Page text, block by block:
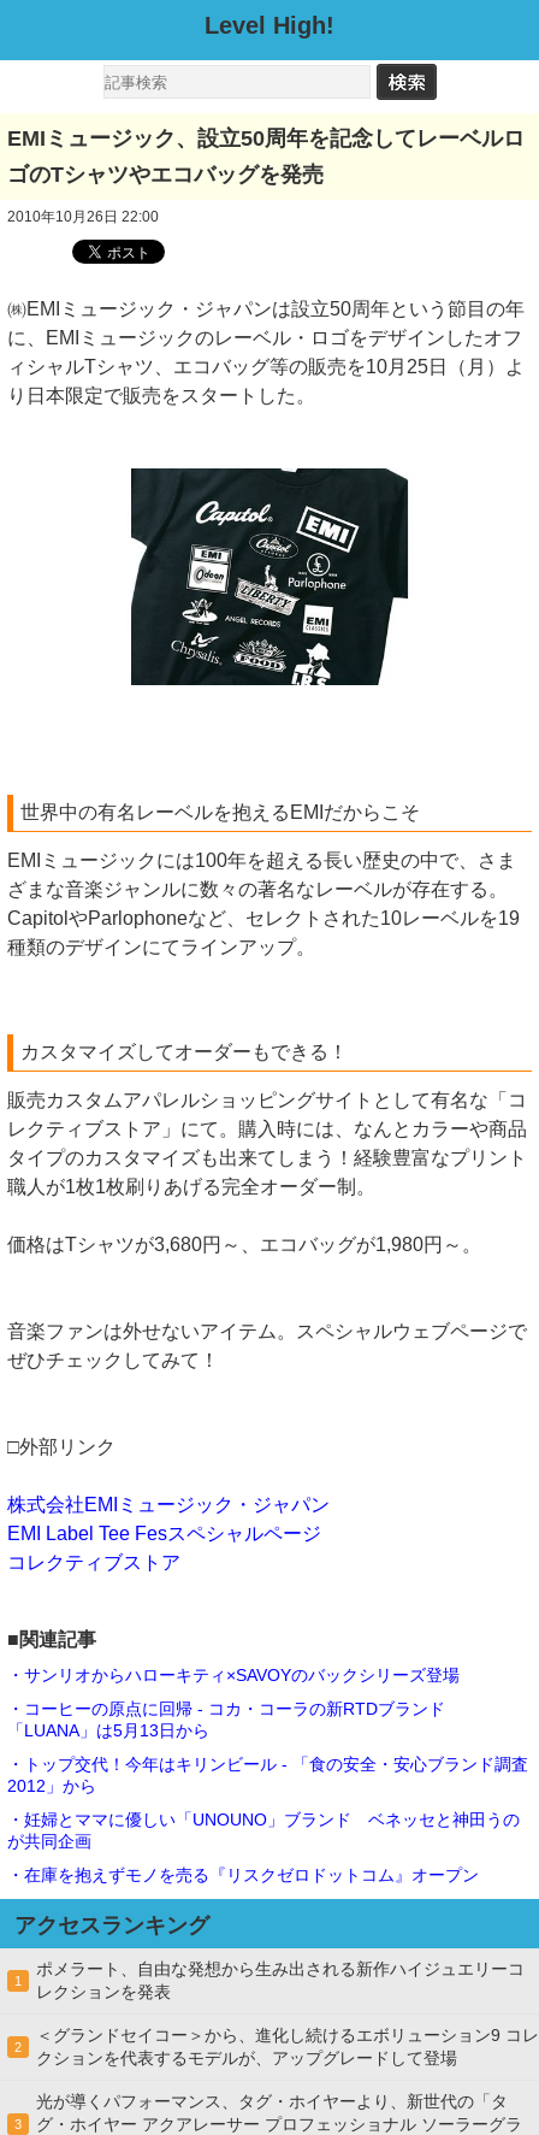
Level High!
EMIミュージック、設立50周年を記念してレーベルロ
ゴのTシャツやエコバッグを発売
2010年10月26日 22:00
㈱EMIミュージック・ジャパンは設立50周年という節目の年
に、EMIミュージックのレーベル・ロゴをデザインしたオフ
ィシャルTシャツ、エコバッグ等の販売を10月25日（月）よ
り日本限定で販売をスタートした。
世界中の有名レーベルを抱えるEMIだからこそ
EMIミュージックには100年を超える長い歴史の中で、さま
ざまな音楽ジャンルに数々の著名なレーベルが存在する。
CapitolやParlophoneなど、セレクトされた10レーベルを19
種類のデザインにてラインアップ。
カスタマイズしてオーダーもできる！
販売カスタムアパレルショッピングサイトとして有名な「コ
レクティブストア」にて。購入時には、なんとカラーや商品
タイプのカスタマイズも出来てしまう！経験豊富なプリント
職人が1枚1枚刷りあげる完全オーダー制。
価格はTシャツが3,680円～、エコバッグが1,980円～。
音楽ファンは外せないアイテム。スペシャルウェブページで
ぜひチェックしてみて！
□外部リンク
株式会社EMIミュージック・ジャパン
EMI Label Tee Fesスペシャルページ
コレクティブストア
■関連記事
・サンリオからハローキティ×SAVOYのバックシリーズ登場
・コーヒーの原点に回帰 - コカ・コーラの新RTDブランド
「LUANA」は5月13日から
・トップ交代！今年はキリンビール - 「食の安全・安心ブランド調査
2012」から
・妊婦とママに優しい「UNOUNO」ブランド ベネッセと神田うの
が共同企画
・在庫を抱えずモノを売る『リスクゼロドットコム』オープン
アクセスランキング
1
ポメラート、自由な発想から生み出される新作ハイジュエリーコ
レクションを発表
2
＜グランドセイコー＞から、進化し続けるエボリューション9 コレ
クションを代表するモデルが、アップグレードして登場
3
光が導くパフォーマンス、タグ・ホイヤーより、新世代の「タ
グ・ホイヤー アクアレーサー プロフェッショナル ソーラーグラ